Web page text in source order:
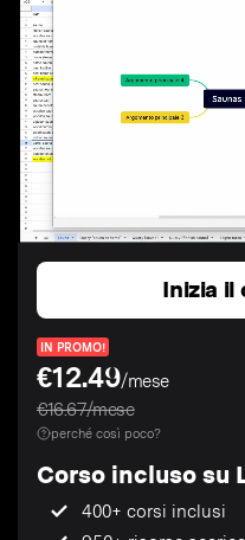
Inizia il
IN PROMO!
€12.49/mese
€16.67/mese
perché così poco?
Corso incluso su
400+ corsi inclusi